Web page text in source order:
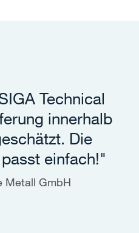
Technical
innerhalb
Die
einfach!"
Metall GmbH